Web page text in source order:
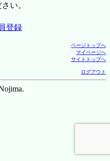
い。
登録
ページトップへ
マイページへ
サイトトップへ
ログアウト